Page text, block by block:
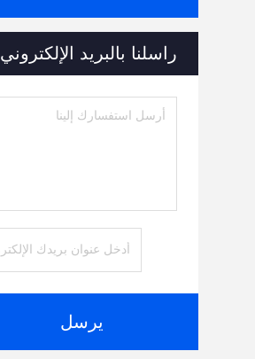
راسلنا بالبريد الإلكتروني
يرسل